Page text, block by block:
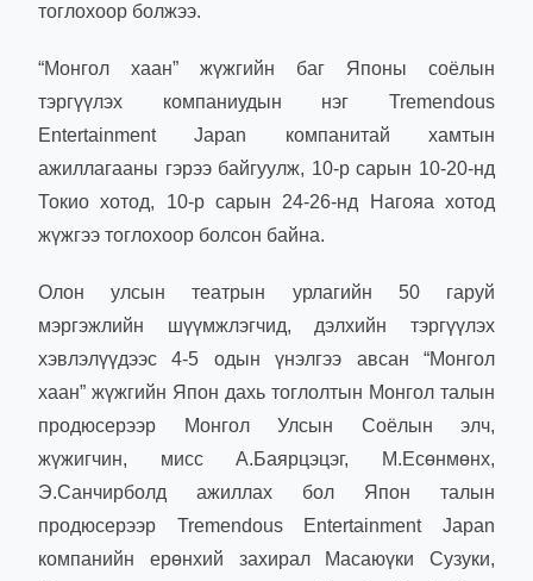
тоглохоор болжээ.
“Монгол хаан” жүжгийн баг Японы соёлын
тэргүүлэх компаниудын нэг Tremendous
Entertainment Japan компанитай хамтын
ажиллагааны гэрээ байгуулж, 10-р сарын 10-20-нд
Токио хотод, 10-р сарын 24-26-нд Нагояа хотод
жүжгээ тоглохоор болсон байна.
Олон улсын театрын урлагийн 50 гаруй
мэргэжлийн шүүмжлэгчид, дэлхийн тэргүүлэх
хэвлэлүүдээс 4-5 одын үнэлгээ авсан “Монгол
хаан” жүжгийн Япон дахь тоглолтын Монгол талын
продюсерээр Монгол Улсын Соёлын элч,
жүжигчин, мисс А.Баярцэцэг, М.Есөнмөнх,
Э.Санчирболд ажиллах бол Япон талын
продюсерээр Tremendous Entertainment Japan
компанийн ерөнхий захирал Масаюүки Сузуки,